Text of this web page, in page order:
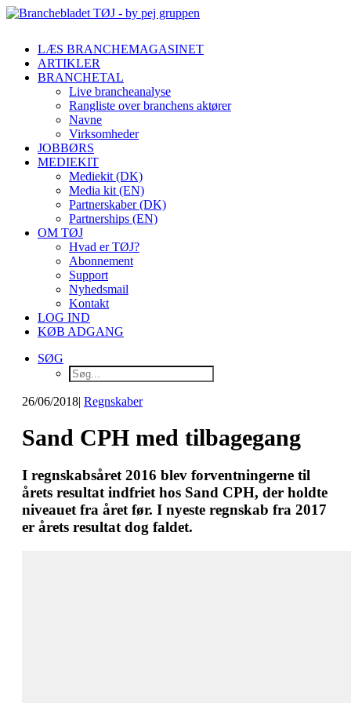
LÆS BRANCHEMAGASINET
ARTIKLER
BRANCHETAL
Live brancheanalyse
Rangliste over branchens aktører
Navne
Virksomheder
JOBBØRS
MEDIEKIT
Mediekit (DK)
Media kit (EN)
Partnerskaber (DK)
Partnerships (EN)
OM TØJ
Hvad er TØJ?
Abonnement
Support
Nyhedsmail
Kontakt
LOG IND
KØB ADGANG
SØG
26/06/2018| Regnskaber
Sand CPH med tilbagegang
I regnskabsåret 2016 blev forventningerne til
årets resultat indfriet hos Sand CPH, der holdte
niveauet fra året før. I nyeste regnskab fra 2017
er årets resultat dog faldet.